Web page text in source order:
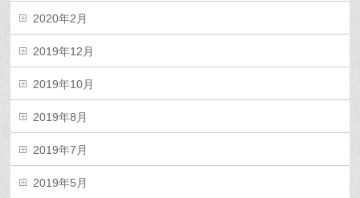
2020年2月
2019年12月
2019年10月
2019年8月
2019年7月
2019年5月